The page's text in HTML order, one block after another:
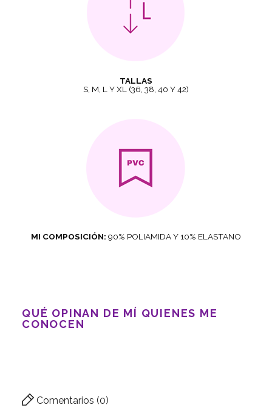
TALLAS
S, M, L Y XL (36, 38, 40 Y 42)
MI COMPOSICIÓN: 90% POLIAMIDA Y 10% ELASTANO
QUÉ OPINAN DE MÍ QUIENES ME
CONOCEN
Comentarios (0)